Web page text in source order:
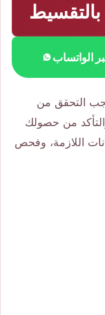
الواتساب
التحقق من
من حصولك
اللازمة، وفحص